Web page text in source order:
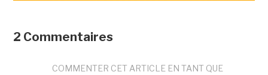
2 Commentaires
COMMENTER CET ARTICLE EN TANT QUE